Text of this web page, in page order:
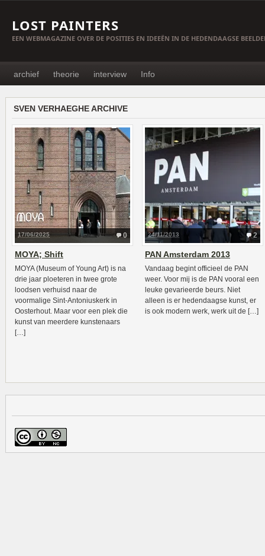
LOST PAINTERS
EEN WEBMAGAZINE OVER DE POSITIES EN IDEEËN IN DE HEDENDAAGSE
archief theorie interview Info
SVEN VERHAEGHE ARCHIVE
0
17/06/2025
MOYA; Shift
MOYA (Museum of Young Art) is na
drie jaar ploeteren in twee grote
loodsen verhuisd naar de
voormalige Sint-Antoniuskerk in
Oosterhout. Maar voor een plek die
kunst van meerdere kunstenaars
[…]
2
24/11/2013
PAN Amsterdam 2013
Vandaag begint officieel de PAN
weer. Voor mij is de PAN vooral een
leuke gevarieerde beurs. Niet
alleen is er hedendaagse kunst, er
is ook modern werk, werk uit de […]